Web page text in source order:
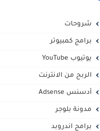
شروحات
برامج كمبيوتر
يوتيوب YouTube
الربح من الانترنت
أدسنس Adsense
مدونة بلوجر
برامج اندروبد